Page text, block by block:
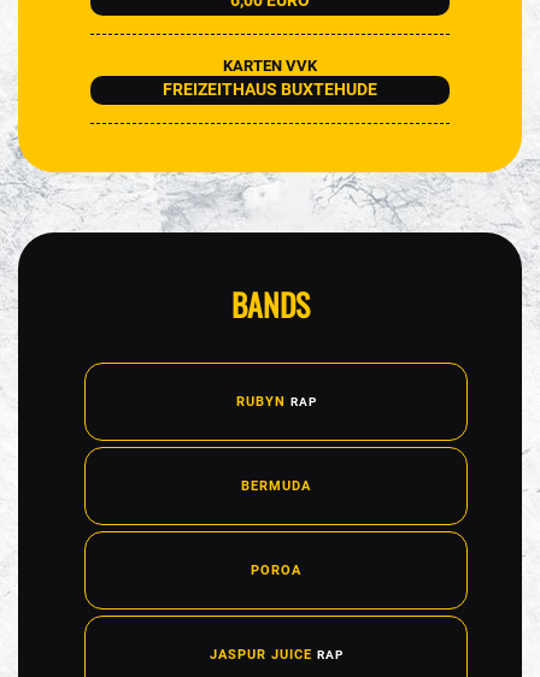
KARTEN VVK
FREIZEITHAUS BUXTEHUDE
BANDS
RUBYN RAP
BERMUDA
POROA
JASPUR JUICE RAP